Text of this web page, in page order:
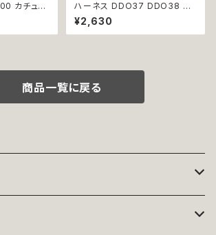
カチュー
エロー ド
ア ドッグ
服 犬服 か
ハーネス DDO37 DDO38 洋
服のようなハーネス 胴輪 チェッ
ク 散歩 お出掛け 引っ張り防止
小型犬 犬 猫 ペット 服 犬服 返
¥2,630
商品一覧に戻る